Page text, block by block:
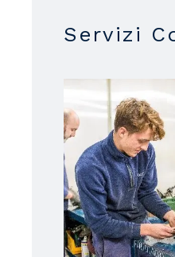
Lunghezza min.
Tappeto di
con regolazione
Sistema di controllo
Normativa di
Potenza totale
Servizi